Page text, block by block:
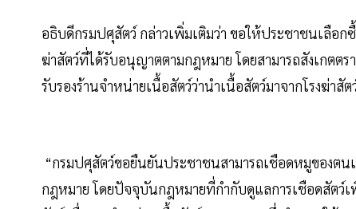
อธิบดีกรมปศุสัตว์ กล่าวเพิ่มเติมว่า ขอให้ประชาชนเลือก
ฆ่าสัตว์ที่ได้รับอนุญาตตามกฎหมาย โดยสามารถสังเกต
รับรองร้านจำหน่ายเนื้อสัตว์ว่านำเนื้อสัตว์มาจากโรงฆ่า
“กรมปศุสัตว์ขอยืนยันประชาชนสามารถเชือดหมูของต
กฎหมาย โดยปัจจุบันกฎหมายที่กำกับดูแลการเชือดสัตว์